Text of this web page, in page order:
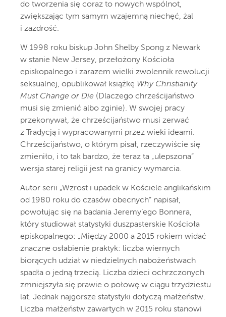
do tworzenia się coraz to nowych wspólnot,
zwiększając tym samym wzajemną niechęć, żal
i zazdrość.
W 1998 roku biskup John Shelby Spong z Newark
w stanie New Jersey, przełożony Kościoła
episkopalnego i zarazem wielki zwolennik rewolucji
seksualnej, opublikował książkę Why Christianity
Must Change or Die (Dlaczego chrześcijaństwo
musi się zmienić albo zginie). W swojej pracy
przekonywał, że chrześcijaństwo musi zerwać
z Tradycją i wypracowanymi przez wieki ideami.
Chrześcijaństwo, o którym pisał, rzeczywiście się
zmieniło, i to tak bardzo, że teraz ta „ulepszona”
wersja starej religii jest na granicy wymarcia.
Autor serii „Wzrost i upadek w Kościele anglikańskim
od 1980 roku do czasów obecnych” napisał,
powołując się na badania Jeremy’ego Bonnera,
który studiował statystyki duszpasterskie Kościoła
episkopalnego: „Między 2000 a 2015 rokiem widać
znaczne osłabienie praktyk: liczba wiernych
biorących udział w niedzielnych nabożeństwach
spadła o jedną trzecią. Liczba dzieci ochrzczonych
zmniejszyła się prawie o połowę w ciągu trzydziestu
lat. Jednak najgorsze statystyki dotyczą małżeństw.
Liczba małżeństw zawartych w 2015 roku stanowi